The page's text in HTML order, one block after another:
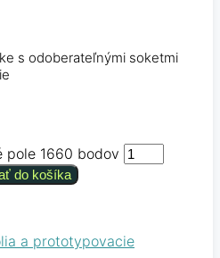
s odoberateľnými soketmi
pole 1660 bodov
do košíka
a prototypovacie